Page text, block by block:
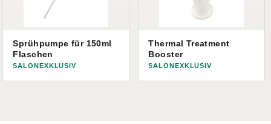
Sprühpumpe für 150ml
Flaschen
SALONEXKLUSIV
Thermal Treatment
Booster
SALONEXKLUSIV